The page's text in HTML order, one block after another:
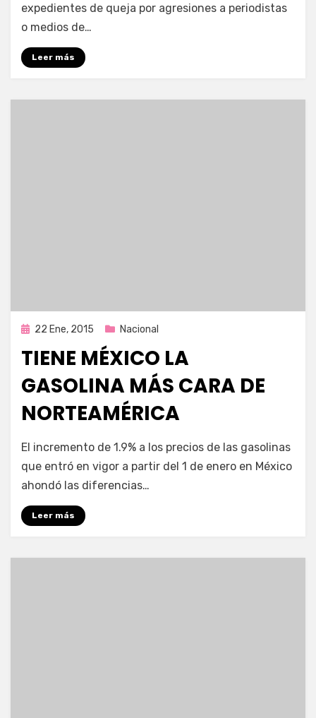
expedientes de queja por agresiones a periodistas
o medios de…
Leer más
Publicada
22 Ene, 2015 Nacional
TIENE MÉXICO LA
GASOLINA MÁS CARA DE
NORTEAMÉRICA
por Enrique
El incremento de 1.9% a los precios de las gasolinas
que entró en vigor a partir del 1 de enero en México
ahondó las diferencias…
Leer más